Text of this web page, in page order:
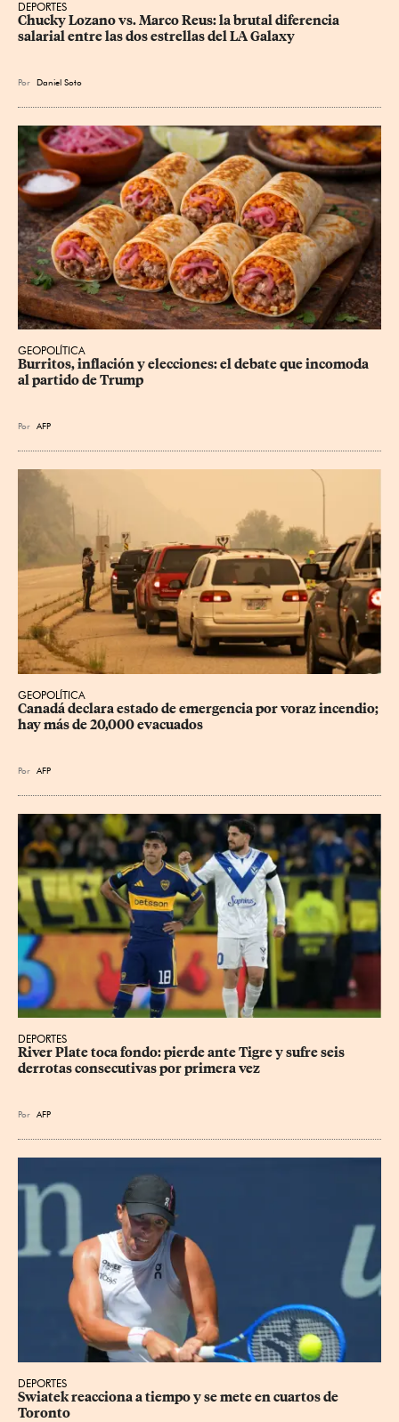
DEPORTES
Chucky Lozano vs. Marco Reus: la brutal diferencia
salarial entre las dos estrellas del LA Galaxy
Por Daniel Soto
GEOPOLÍTICA
Burritos, inflación y elecciones: el debate que incomoda
al partido de Trump
Por AFP
GEOPOLÍTICA
Canadá declara estado de emergencia por voraz incendio;
hay más de 20,000 evacuados
Por AFP
DEPORTES
River Plate toca fondo: pierde ante Tigre y sufre seis
derrotas consecutivas por primera vez
Por AFP
DEPORTES
Swiatek reacciona a tiempo y se mete en cuartos de
Toronto